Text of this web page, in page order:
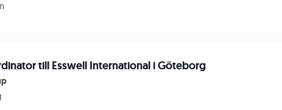
till Esswell International i Göteborg